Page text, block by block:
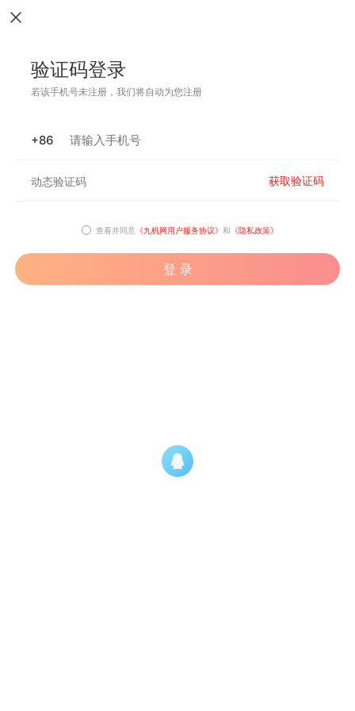
验证码登录
若该手机号未注册，我们将自动为您注册
+86
获取验证码
查看并同意 《九机网用户服务协议》 和 《隐私政策》
登 录